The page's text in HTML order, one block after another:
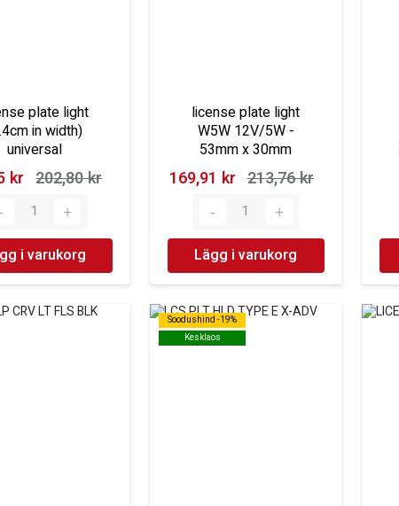
plate light
in width)
universal
kr‎ 202,80 kr‎
i varukorg
license plate light
W5W 12V/5W -
53mm x 30mm
169,91 kr‎ 213,76 kr‎
Lägg i varukorg
Soodushind -19%
Kesklaos
Soodushind -19%
Kesklaos